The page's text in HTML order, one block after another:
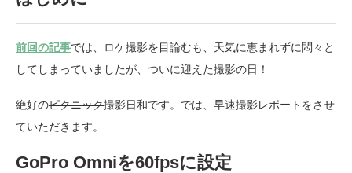
前回の記事では、ロケ撮影を目論むも、天気に恵まれずに悶々と
してしまっていましたが、ついに迎えた撮影の日！
絶好のピクニック撮影日和です。では、早速撮影レポートをさせ
ていただきます。
GoPro Omniを60fpsに設定